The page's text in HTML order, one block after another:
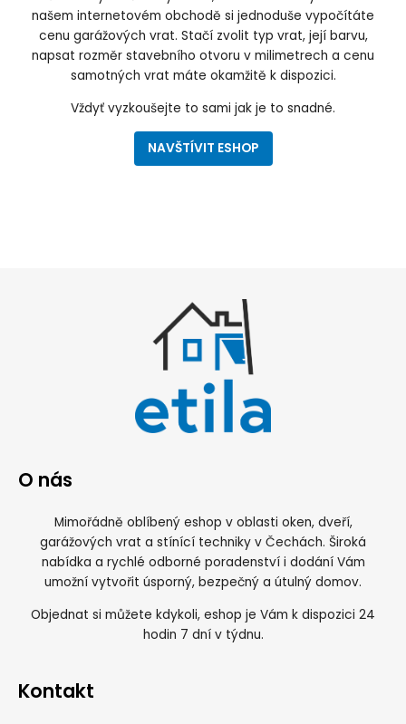
našem internetovém obchodě si jednoduše vypočítáte
cenu garážových vrat. Stačí zvolit typ vrat, její barvu,
napsat rozměr stavebního otvoru v milimetrech a cenu
samotných vrat máte okamžitě k dispozici.
Vždyť vyzkoušejte to sami jak je to snadné.
NAVŠTÍVIT ESHOP
O nás
Mimořádně oblíbený eshop v oblasti oken, dveří,
garážových vrat a stínící techniky v Čechách. Široká
nabídka a rychlé odborné poradenství i dodání Vám
umožní vytvořit úsporný, bezpečný a útulný domov.
Objednat si můžete kdykoli, eshop je Vám k dispozici 24
hodin 7 dní v týdnu.
Kontakt